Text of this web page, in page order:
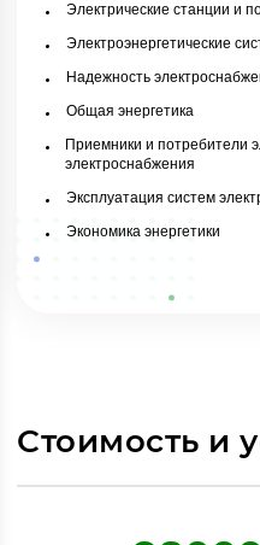
Электрические станции и
Электроэнергетические
Надежность
Общая энергетика
Приемники и потребители
электроснабжения
Эксплуатация систем
Экономика энергетики
Стоимость и